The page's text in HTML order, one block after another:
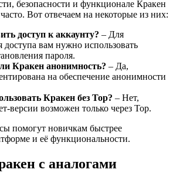
безопасности и функционале Кракен
Вот отвечаем на некоторые из них:
доступ к аккаунту? – Для
доступа вам нужно использовать
пароля.
Кракен анонимность? – Да,
на обеспечение анонимности
Кракен без Тор? – Нет,
версии возможен только через Тор.
помогут новичкам быстрее
и её функциональности.
с аналогами